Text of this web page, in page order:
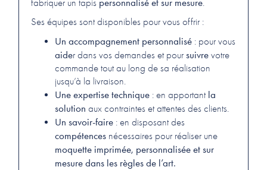
fabriquer un tapis personnalisé et sur mesure.
Ses équipes sont disponibles pour vous offrir :
Un accompagnement personnalisé : pour vous
aider dans vos demandes et poursuivre votre
commande tout au long de sa réalisation
jusqu’à la livraison.
Une expertise technique : en apportant la
solution aux contraintes et attentes des clients.
Un savoir-faire : en disposant des
compétences nécessaires pour réaliser une
moquette imprimée, personnalisée et sur
mesure dans les règles de l’art.